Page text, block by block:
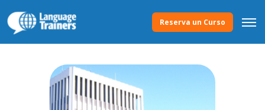
Reserva un Curso